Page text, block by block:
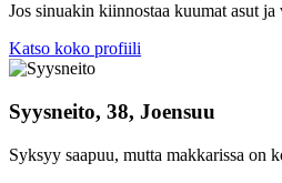
Jos sinuakin kiinnostaa kuumat asut
Katso koko profiili
Syysneito, 38, Joensuu
Syksyy saapuu, mutta makkarissa on